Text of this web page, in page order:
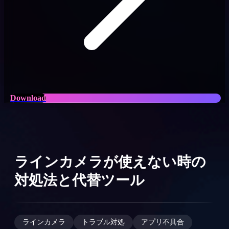
Download
ラインカメラが使えない時の
対処法と代替ツール
ラインカメラ トラブル対処 アプリ不具合